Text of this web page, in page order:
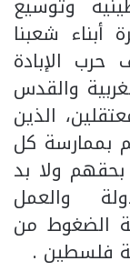
أبناء شعبنا
حرب الإبادة
والقدس
الذين
بممارسة كل
بحقهم ولا بد
والعمل
الضغوط من
فلسطين .